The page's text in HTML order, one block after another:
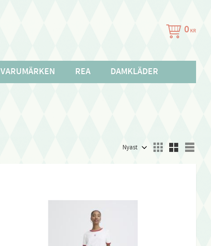
0 KR
VARUMÄRKEN REA DAMKLÄDER